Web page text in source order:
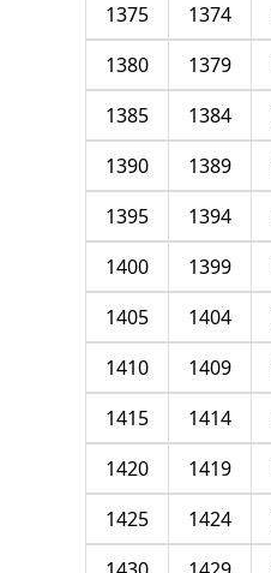
1374
1375
1379
1380
1384
1385
1389
1390
1394
1395
1399
1400
1404
1405
1409
1410
1414
1415
1419
1420
1424
1425